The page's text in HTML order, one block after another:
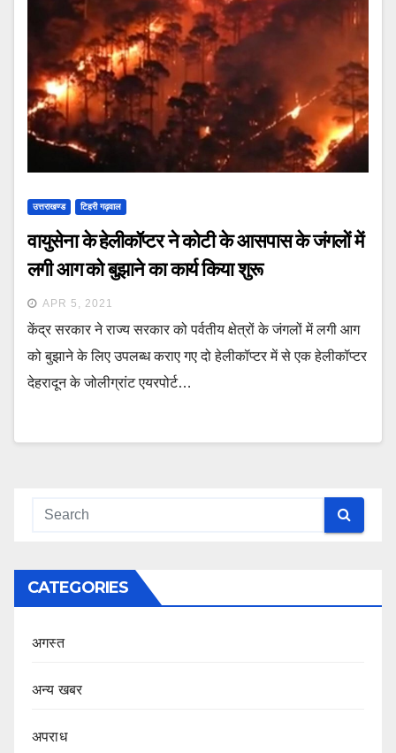
उत्तराखण्ड टिहरी गढ़वाल
वायुसेना के हेलीकॉप्‍टर ने कोटी के आसपास के जंगलों में
लगी आग को बुझाने का कार्य किया शुरू
APR 5, 2021
केंद्र सरकार ने राज्य सरकार को पर्वतीय क्षेत्रों के जंगलों में लगी आग
को बुझाने के लिए उपलब्ध कराए गए दो हेलीकॉप्टर में से एक हेलीकॉप्टर
देहरादून के जोलीग्रांट एयरपोर्ट…
CATEGORIES
अगस्त
अन्य खबर
अपराध